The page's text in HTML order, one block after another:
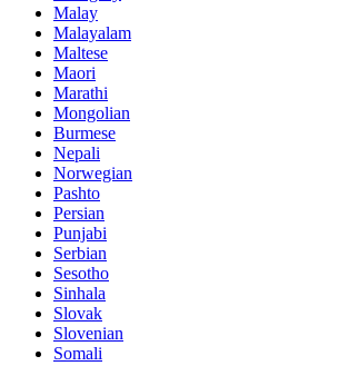
Malay
Malayalam
Maltese
Maori
Marathi
Mongolian
Burmese
Nepali
Norwegian
Pashto
Persian
Punjabi
Serbian
Sesotho
Sinhala
Slovak
Slovenian
Somali